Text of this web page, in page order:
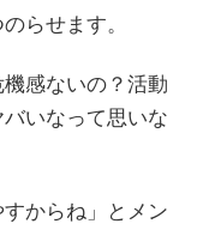
らせます。
感ないの？活動
いなって思いな
からね」とメン